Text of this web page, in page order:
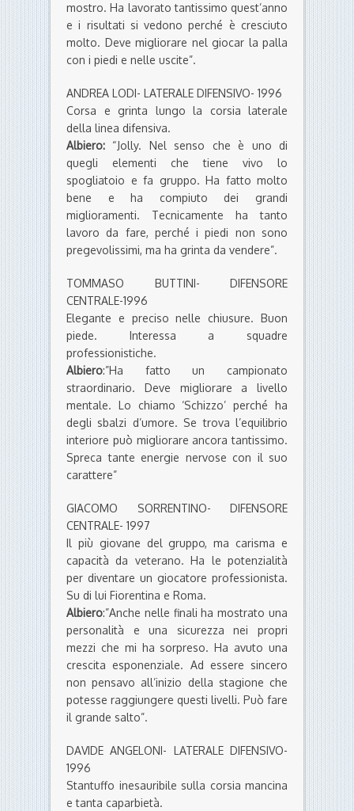
mostro. Ha lavorato tantissimo quest’anno
e i risultati si vedono perché è cresciuto
molto. Deve migliorare nel giocar la palla
con i piedi e nelle uscite”.
ANDREA LODI- LATERALE DIFENSIVO- 1996
Corsa e grinta lungo la corsia laterale
della linea difensiva.
Albiero: “Jolly. Nel senso che è uno di
quegli elementi che tiene vivo lo
spogliatoio e fa gruppo. Ha fatto molto
bene e ha compiuto dei grandi
miglioramenti. Tecnicamente ha tanto
lavoro da fare, perché i piedi non sono
pregevolissimi, ma ha grinta da vendere”.
TOMMASO BUTTINI- DIFENSORE
CENTRALE-1996
Elegante e preciso nelle chiusure. Buon
piede. Interessa a squadre
professionistiche.
Albiero:”Ha fatto un campionato
straordinario. Deve migliorare a livello
mentale. Lo chiamo ‘Schizzo’ perché ha
degli sbalzi d’umore. Se trova l’equilibrio
interiore può migliorare ancora tantissimo.
Spreca tante energie nervose con il suo
carattere”
GIACOMO SORRENTINO- DIFENSORE
CENTRALE- 1997
Il più giovane del gruppo, ma carisma e
capacità da veterano. Ha le potenzialità
per diventare un giocatore professionista.
Su di lui Fiorentina e Roma.
Albiero:”Anche nelle finali ha mostrato una
personalità e una sicurezza nei propri
mezzi che mi ha sorpreso. Ha avuto una
crescita esponenziale. Ad essere sincero
non pensavo all’inizio della stagione che
potesse raggiungere questi livelli. Può fare
il grande salto”.
DAVIDE ANGELONI- LATERALE DIFENSIVO-
1996
Stantuffo inesauribile sulla corsia mancina
e tanta caparbietà.